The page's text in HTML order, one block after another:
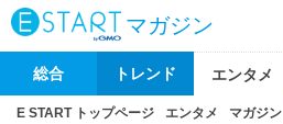
マガジン
総合 トレンド エンタメ
E START トップページ エンタメ マガジン